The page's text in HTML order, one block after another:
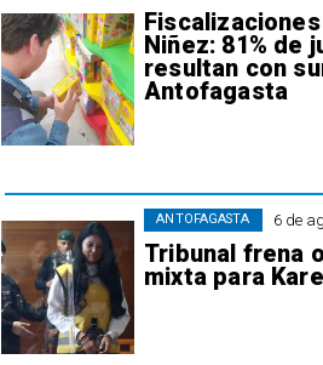
Niñez: 81% de
resultan con
Antofagasta
6 de
Tribunal frena
mixta para
ANTOFAGASTA